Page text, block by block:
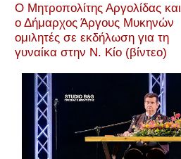
Ο Μητροπολίτης Αργολίδας και
ο Δήμαρχος Άργους Μυκηνών
ομιλητές σε εκδήλωση για τη
γυναίκα στην Ν. Κίο (βίντεο)